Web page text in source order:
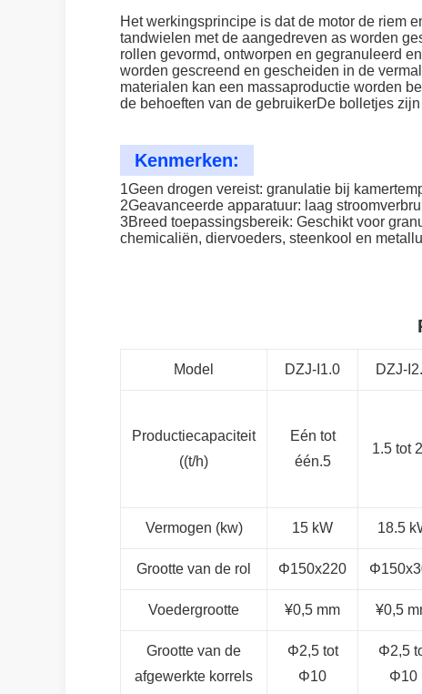
Het werkingsprincipe is dat de motor de riem
tandwielen met de aangedreven as worden
rollen gevormd, ontworpen en gegranuleerd
worden gescreend en gescheiden in de
materialen kan een massaproductie worden
de behoeften van de gebruikerDe bolletjes
Kenmerken:
1Geen drogen vereist: granulatie bij
2Geavanceerde apparatuur: laag
3Breed toepassingsbereik: Geschikt voor
chemicaliën, diervoeders, steenkool en
Model DZJ-I1.0 DZJ-
Productiecapaciteit
((t/h)
Eén tot
één.5
1.5 tot
Vermogen (kw) 15 kW 18.5
Grootte van de rol Φ150x220
Voedergrootte ¥0,5 mm ¥0,5
Grootte van de
afgewerkte korrels
Φ2,5 tot
Φ10
Φ2,5
Φ10